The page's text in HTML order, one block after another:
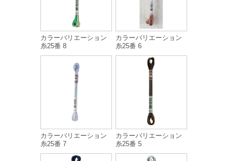
カラーバリエーション
糸25番 8
カラーバリエーション
糸25番 6
カラーバリエーション
糸25番 7
カラーバリエーション
糸25番 5